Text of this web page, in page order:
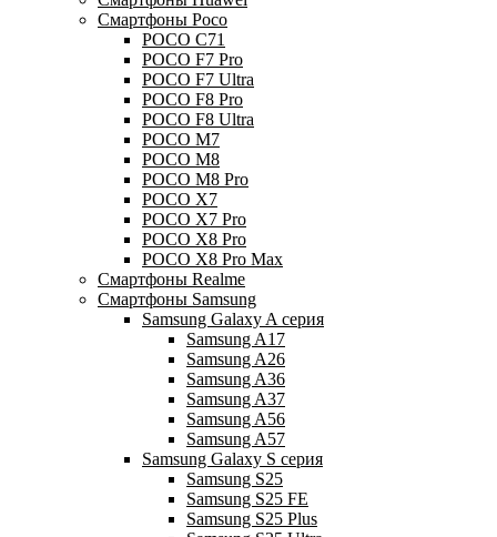
Смартфоны Poco
POCO C71
POCO F7 Pro
POCO F7 Ultra
POCO F8 Pro
POCO F8 Ultra
POCO M7
POCO M8
POCO M8 Pro
POCO X7
POCO X7 Pro
POCO X8 Pro
POCO X8 Pro Max
Смартфоны Realme
Смартфоны Samsung
Samsung Galaxy A серия
Samsung A17
Samsung A26
Samsung A36
Samsung A37
Samsung A56
Samsung A57
Samsung Galaxy S серия
Samsung S25
Samsung S25 FE
Samsung S25 Plus